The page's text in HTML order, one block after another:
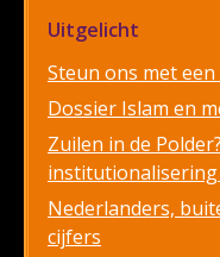
Uitgelicht
Steun ons met
Dossier Islam en
Zuilen in de
institutionalisering
Nederlanders,
cijfers